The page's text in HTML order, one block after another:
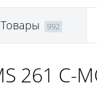
Товары 992
261 C-